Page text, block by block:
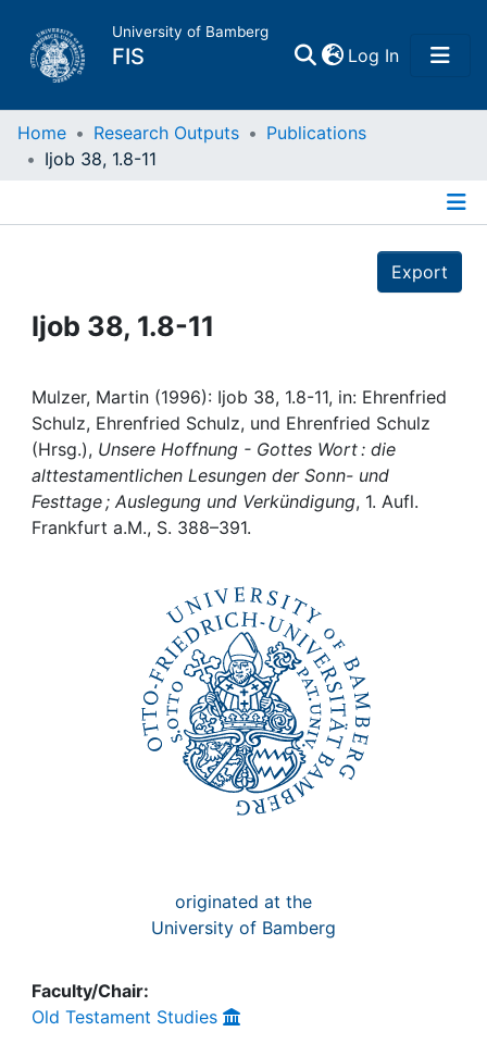
University of Bamberg
FIS Log In(current)
Home
Projects
Institutions
Awards
Home Research Outputs
Publications
Ijob 38, 1.8-11
Export
Ijob 38, 1.8-11
Mulzer, Martin (1996): Ijob 38, 1.8-11, in: Ehrenfried
Schulz, Ehrenfried Schulz, und Ehrenfried Schulz
(Hrsg.), Unsere Hoffnung - Gottes Wort : die
alttestamentlichen Lesungen der Sonn- und
Festtage ; Auslegung und Verkündigung, 1. Aufl.
Frankfurt a.M., S. 388–391.
originated at the
University of Bamberg
Faculty/Chair:
Old Testament Studies